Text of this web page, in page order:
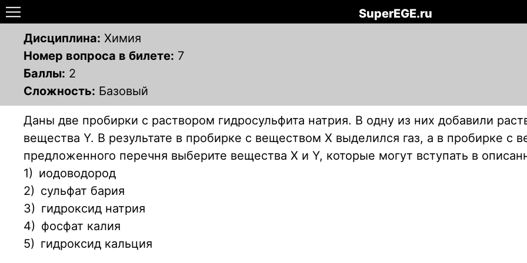
SuperEGE.ru
Дисциплина: Химия
Номер вопроса в билете: 7
Баллы: 2
Сложность: Базовый
Даны две пробирки с раствором гидросульфита натрия. В одну из них добавили
вещества Y. В результате в пробирке с веществом Х выделился газ, а в пробирке с
предложенного перечня выберите вещества X и Y, которые могут вступать в
1) иодоводород
2) сульфат бария
3) гидроксид натрия
4) фосфат калия
5) гидроксид кальция